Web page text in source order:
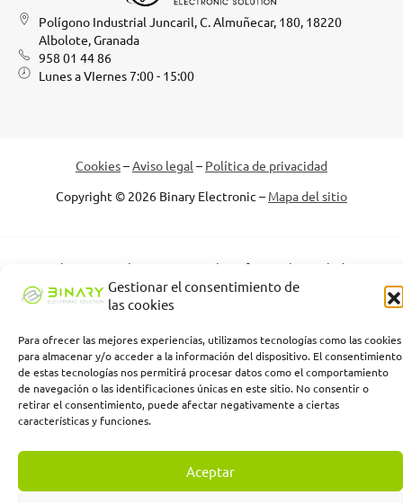
Gestionar el consentimiento de
las cookies
Para ofrecer las mejores experiencias, utilizamos tecnologías como las cookies
para almacenar y/o acceder a la información del dispositivo. El consentimiento
de estas tecnologías nos permitirá procesar datos como el comportamiento
de navegación o las identificaciones únicas en este sitio. No consentir o
retirar el consentimiento, puede afectar negativamente a ciertas
características y funciones.
Aceptar
Polígono Industrial Juncaril, C. Almuñecar, 180, 18220
Albolote, Granada
958 01 44 86
Lunes a VIernes 7:00 - 15:00
Cookies–Aviso legal – Política de privacidad
Copyright © 2026 Binary Electronic – Mapa del sitio
Binary Electronic Solution empresa beneficiaria, ha recibido una
subvención de la Consejería de Empleo, Empresa y Trabajo
Autónomo de la Junta de Andalucía, financiada por la Unión
enmarcada en el Programa Emplea-T, para la inserción laboral y el
fomento de la contratación en el ámbito de la Comunidad
Autónoma de Andalucía. Línea 2. Incentivo a la segunda o
sucesivas contrataciones indefinidas ordinarias por parte de
personas trabajadoras autónomas, y a cualquier contratación
indefinida ordinaria por parte de pymes.